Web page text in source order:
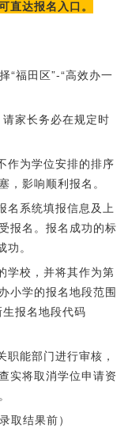
直达报名入口。
“福田区”-“高效办一
家长务必在规定时
作为学位安排的排序
，影响顺利报名。
名系统填报信息及上
报名。报名成功的标
。
学校，并将其作为第
小学的报名地段范围
报名地段代码
能部门进行审核，
实将取消学位申请资
取结果前）